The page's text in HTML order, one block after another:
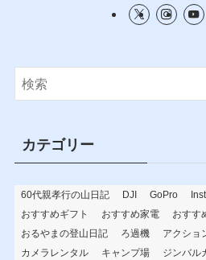
カテゴリー
60代親孝行の山日記 DJI GoPro
おすすめギフト
おすすめ家電 おすす
おるやまの登山日記
ろ過機 アクショ
カメラレンタル
キャンプ場 ジンバル